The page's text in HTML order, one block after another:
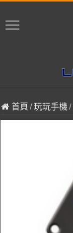
首頁 /玩玩手機/